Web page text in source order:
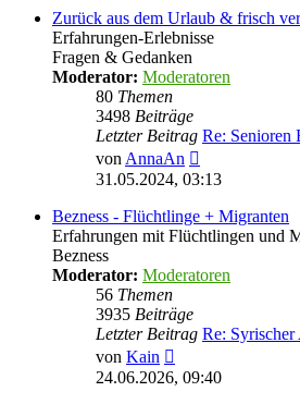
Zurück aus dem Urlaub & frisch
Erfahrungen-Erlebnisse
Fragen & Gedanken
Moderator: Moderatoren
80 Themen
3498 Beiträge
Letzter Beitrag Re: Senioren
von AnnaAn
Beitrag
31.05.2024, 03:13
Bezness - Flüchtlinge + Migranten
Erfahrungen mit Flüchtlingen und
Bezness
Moderator: Moderatoren
56 Themen
3935 Beiträge
Letzter Beitrag Re: Syrischer
von Kain
Beitrag
24.06.2026, 09:40